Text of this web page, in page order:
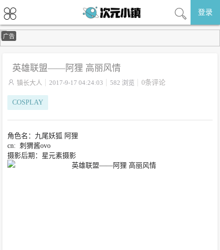
登录
广告
英雄联盟——阿狸 高丽风情
 镇长大人 2017-9-17 04:24:03 582 浏览 0条评论
COSPLAY
角色名：九尾妖狐 阿狸
cn: 刺猬酱ovo
摄影后期：星元素摄影